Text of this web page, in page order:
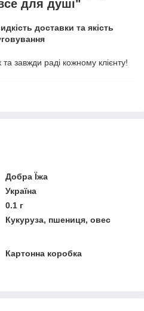
для душі"
доставки та якість
завжди раді кожному клієнту!
Добра Їжа
Україна
0.1 г
Кукуруза, пшениця, овес
Картонна коробка